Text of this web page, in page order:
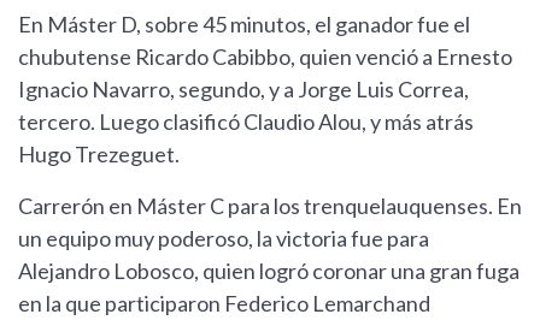
En Máster D, sobre 45 minutos, el ganador fue el
chubutense Ricardo Cabibbo, quien venció a Ernesto
Ignacio Navarro, segundo, y a Jorge Luis Correa,
tercero. Luego clasificó Claudio Alou, y más atrás
Hugo Trezeguet.
Carrerón en Máster C para los trenquelauquenses. En
un equipo muy poderoso, la victoria fue para
Alejandro Lobosco, quien logró coronar una gran fuga
en la que participaron Federico Lemarchand